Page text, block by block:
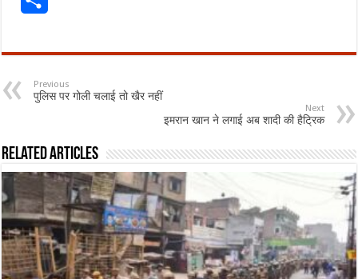
Previous
पुलिस पर गोली चलाई तो खैर नहीं
Next
इमरान खान ने लगाई अब शादी की हैट्रिक
Related Articles